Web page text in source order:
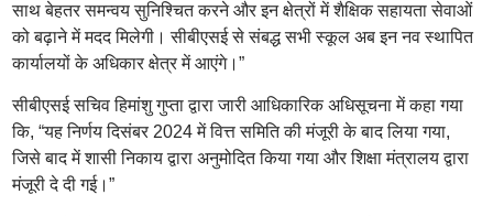
साथ बेहतर समन्वय सुनिश्चित करने और इन क्षेत्रों में शैक्षिक सहायता सेवाओं
को बढ़ाने में मदद मिलेगी। सीबीएसई से संबद्ध सभी स्कूल अब इन नव स्थापित
कार्यालयों के अधिकार क्षेत्र में आएंगे।”
सीबीएसई सचिव हिमांशु गुप्ता द्वारा जारी आधिकारिक अधिसूचना में कहा गया
कि, “यह निर्णय दिसंबर 2024 में वित्त समिति की मंजूरी के बाद लिया गया,
जिसे बाद में शासी निकाय द्वारा अनुमोदित किया गया और शिक्षा मंत्रालय द्वारा
मंजूरी दे दी गई।”